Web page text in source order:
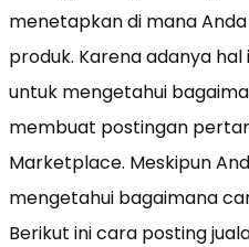
menetapkan di mana
produk. Karena adanya hal
untuk mengetahui
membuat postingan
Marketplace. Meskipun
mengetahui bagaimana
Berikut ini cara posting